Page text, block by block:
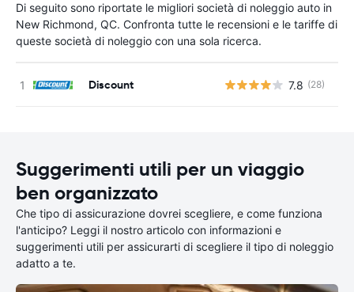
Di seguito sono riportate le migliori società di noleggio auto in
New Richmond, QC. Confronta tutte le recensioni e le tariffe di
queste società di noleggio con una sola ricerca.
Discount 7.8 (28)
Suggerimenti utili per un viaggio
ben organizzato
Che tipo di assicurazione dovrei scegliere, e come funziona
l'anticipo? Leggi il nostro articolo con informazioni e
suggerimenti utili per assicurarti di scegliere il tipo di noleggio
adatto a te.